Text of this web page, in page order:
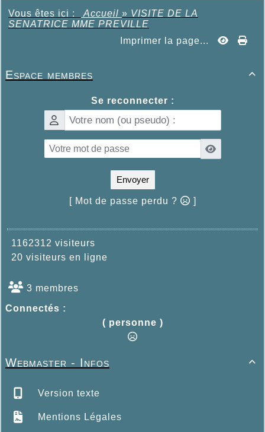
Vous êtes ici : Accueil » VISITE DE LA
SENATRICE MME PREVILLE
Imprimer la page...

Espace membres
Se reconnecter :
Envoyer
[ Mot de passe perdu ? ]
1162312 visiteurs
20 visiteurs en ligne
3 membres
Connectés :
( personne )

Webmaster - Infos
Version texte
Mentions Légales